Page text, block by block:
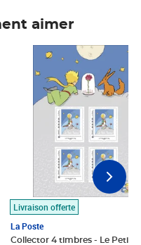
aimer
Livraison offerte
La Poste
Collector 4 timbres - Le Petit
Prix 7,50€